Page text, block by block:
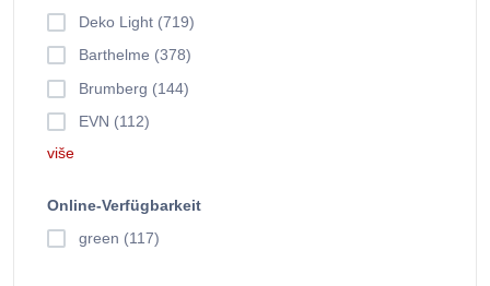
Deko Light (719)
Barthelme (378)
Brumberg (144)
EVN (112)
više
Online-Verfügbarkeit
green (117)